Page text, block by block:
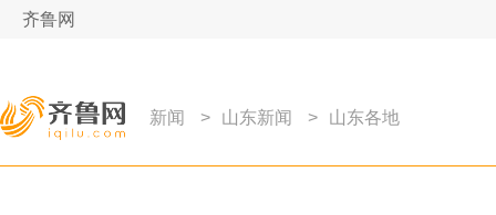
齐鲁网
新闻 > 山东新闻 > 山东各地